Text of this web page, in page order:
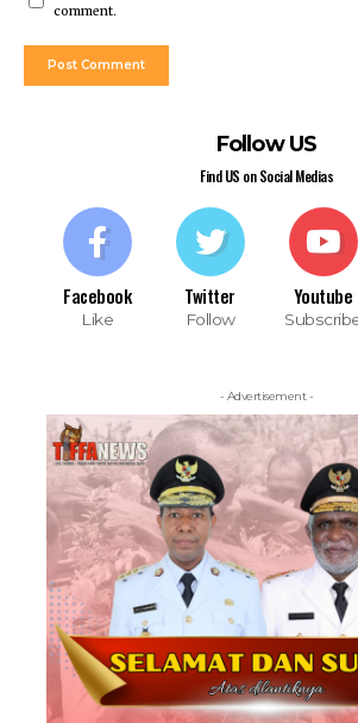
comment.
Follow US
Find US on Social Medias
Facebook
Like
Twitter
Follow
Youtube
- Advertisement -